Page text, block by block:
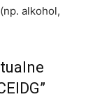
alkohol,